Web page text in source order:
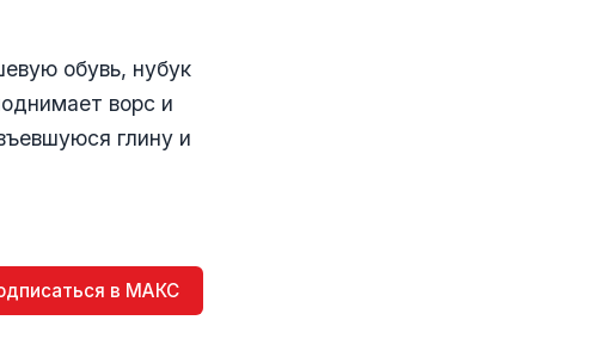
обувь, нубук
ворс и
глину и
в МАКС